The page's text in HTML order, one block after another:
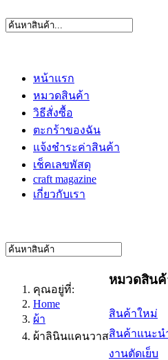
หน้าแรก
หมวดสินค้า
วิธีสั่งซื้อ
ตะกร้าของฉัน
แจ้งชำระค่าสินค้า
เช็คเลขพัสดุ
craft magazine
เกี่ยวกับเรา
คุณอยู่ที่:
Home
ผ้า
ผ้าลินินแคนวาส
หมวดสิน
สินค้าใหม่
สินค้าแนะน
งานตัดเย็บ